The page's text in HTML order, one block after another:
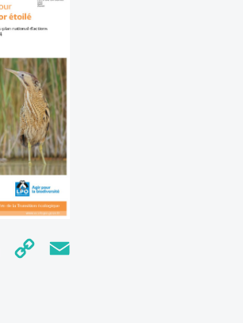
LinkedInCopy